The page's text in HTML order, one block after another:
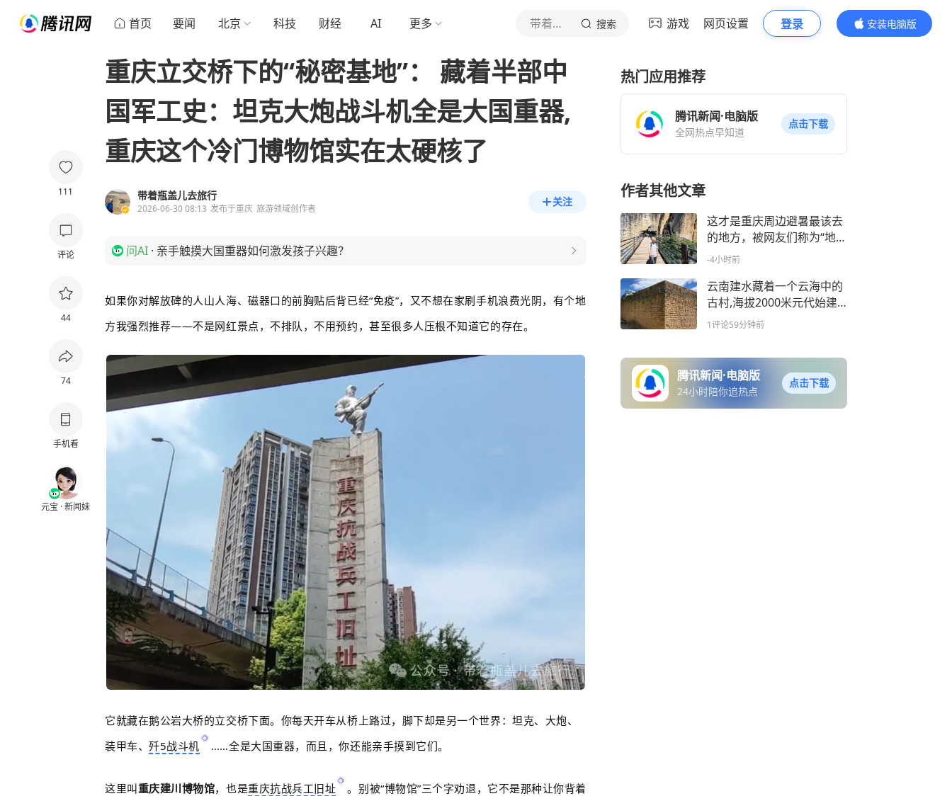
首页 要闻 北京 科技 财经 AI 更多 带着瓶盖儿去旅行 搜索 游戏 网页设置 登录
安装电脑版
内容更精彩
111
评论
44
74
手机看
元宝 · 新闻妹
重庆立交桥下的“秘密基地”： 藏着半部中
国军工史：坦克大炮战斗机全是大国重器,
重庆这个冷门博物馆实在太硬核了
带着瓶盖儿去旅行
2026-06-30 08:13 发布于重庆 旅游领域创作者
关注
问AI · 亲手触摸大国重器如何激发孩子兴趣？
如果你对解放碑的人山人海、磁器口的前胸贴后背已经“免疫”，又不想在家刷手机浪费光阴，有个地
方我强烈推荐——不是网红景点，不排队，不用预约，甚至很多人压根不知道它的存在。
它就藏在鹅公岩大桥的立交桥下面。你每天开车从桥上路过，脚下却是另一个世界：坦克、大炮、
装甲车、歼5战斗机 ……全是大国重器，而且，你还能亲手摸到它们。
这里叫重庆建川博物馆，也是重庆抗战兵工旧址
。别被“博物馆”三个字劝退，它不是那种让你背着
热门应用推荐
腾讯新闻·电脑版
全网热点早知道
点击下载
作者其他文章
这才是重庆周边避暑最该去
的地方，被网友们称为“地球
裂缝”的5A级景区武陵山大
夏季均温22度清凉又震撼
-4小时前
云南建水藏着一个云海中的
古村,海拔2000米元代始建4
00年的土掌房，这个彝族村
1评论59分钟前
腾讯新闻·电脑版
24小时陪你追热点
点击下载